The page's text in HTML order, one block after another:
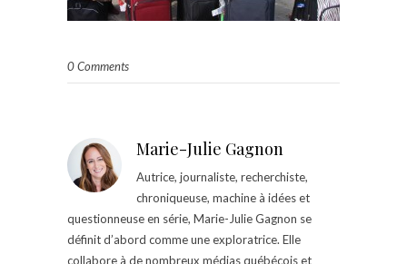
0 Comments
Marie-Julie Gagnon
Autrice, journaliste, recherchiste,
chroniqueuse, machine à idées et
questionneuse en série, Marie-Julie Gagnon se
définit d’abord comme une exploratrice. Elle
collabore à de nombreux médias québécois et